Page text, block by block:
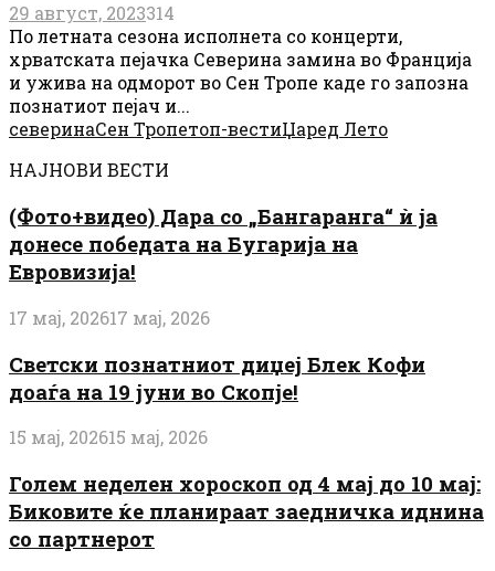
29 август, 2023314
По летната сезона исполнета со концерти,
хрватската пејачка Северина замина во Франција
и ужива на одморот во Сен Тропе каде го запозна
познатиот пејач и...
северинаСен Тропетоп-вестиЏаред Лето
НАЈНОВИ ВЕСТИ
(Фото+видео) Дара со „Бангаранга“ ѝ ја
донесе победата на Бугарија на
Евровизија!
17 мај, 202617 мај, 2026
Светски познатниот диџеј Блек Кофи
доаѓа на 19 јуни во Скопје!
15 мај, 202615 мај, 2026
Голем неделен хороскоп од 4 мај до 10 мај:
Биковите ќе планираат заедничка иднина
со партнерот